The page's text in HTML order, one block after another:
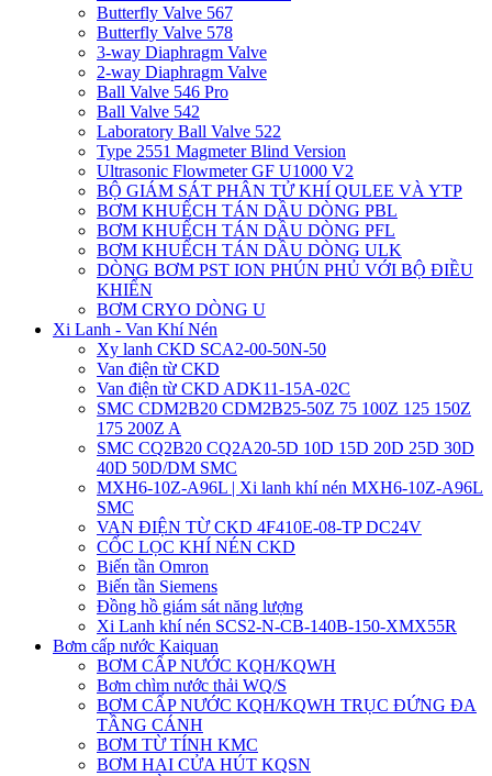
Butterfly Valve 567
Butterfly Valve 578
3-way Diaphragm Valve
2-way Diaphragm Valve
Ball Valve 546 Pro
Ball Valve 542
Laboratory Ball Valve 522
Type 2551 Magmeter Blind Version
Ultrasonic Flowmeter GF U1000 V2
BỘ GIÁM SÁT PHÂN TỬ KHÍ QULEE VÀ YTP
BƠM KHUẾCH TÁN DẦU DÒNG PBL
BƠM KHUẾCH TÁN DẦU DÒNG PFL
BƠM KHUẾCH TÁN DẦU DÒNG ULK
DÒNG BƠM PST ION PHÚN PHỦ VỚI BỘ ĐIỀU
KHIỂN
BƠM CRYO DÒNG U
Xi Lanh - Van Khí Nén
Xy lanh CKD SCA2-00-50N-50
Van điện từ CKD
Van điện từ CKD ADK11-15A-02C
SMC CDM2B20 CDM2B25-50Z 75 100Z 125 150Z
175 200Z A
SMC CQ2B20 CQ2A20-5D 10D 15D 20D 25D 30D
40D 50D/DM SMC
MXH6-10Z-A96L | Xi lanh khí nén MXH6-10Z-A96L
SMC
VAN ĐIỆN TỪ CKD 4F410E-08-TP DC24V
CỐC LỌC KHÍ NÉN CKD
Biến tần Omron
Biến tần Siemens
Đồng hồ giám sát năng lượng
Xi Lanh khí nén SCS2-N-CB-140B-150-XMX55R
Bơm cấp nước Kaiquan
BƠM CẤP NƯỚC KQH/KQWH
Bơm chìm nước thải WQ/S
BƠM CẤP NƯỚC KQH/KQWH TRỤC ĐỨNG ĐA
TẦNG CÁNH
BƠM TỪ TÍNH KMC
BƠM HAI CỬA HÚT KQSN